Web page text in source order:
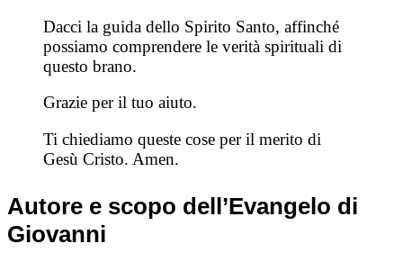
Dacci la guida dello Spirito Santo, affinché
possiamo comprendere le verità spirituali di
questo brano.
Grazie per il tuo aiuto.
Ti chiediamo queste cose per il merito di
Gesù Cristo. Amen.
Autore e scopo dell’Evangelo di
Giovanni